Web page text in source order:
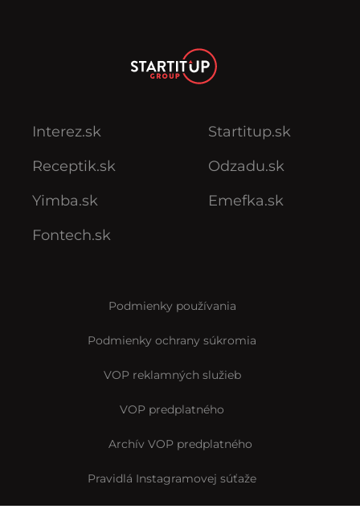
Interez.sk
Receptik.sk
Yimba.sk
Fontech.sk
Startitup.sk
Odzadu.sk
Emefka.sk
Podmienky používania
Podmienky ochrany súkromia
VOP reklamných služieb
VOP predplatného
Archív VOP predplatného
Pravidlá Instagramovej súťaže